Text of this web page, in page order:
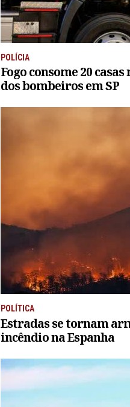
POLÍCIA
Fogo consome 20
dos bombeiros em SP
POLÍTICA
Estradas se tornam
incêndio na Espanha